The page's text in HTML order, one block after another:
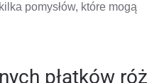
pomysłów, które mogą
płatków róż